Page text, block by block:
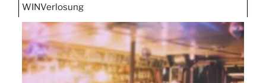
WINVerlosung